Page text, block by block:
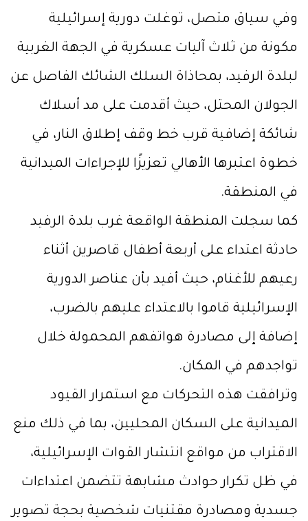
وفي سياق متصل، توغلت دورية إسرائيلية
مكونة من ثلاث آليات عسكرية في الجهة الغربية
لبلدة الرفيد، بمحاذاة السلك الشائك الفاصل عن
الجولان المحتل، حيث أقدمت على مد أسلاك
شائكة إضافية قرب خط وقف إطلاق النار، في
خطوة اعتبرها الأهالي تعزيزًا للإجراءات الميدانية
في المنطقة.
كما سجلت المنطقة الواقعة غرب بلدة الرفيد
حادثة اعتداء على أربعة أطفال قاصرين أثناء
رعيهم للأغنام، حيث أفيد بأن عناصر الدورية
الإسرائيلية قاموا بالاعتداء عليهم بالضرب،
إضافة إلى مصادرة هواتفهم المحمولة خلال
تواجدهم في المكان.
وترافقت هذه التحركات مع استمرار القيود
الميدانية على السكان المحليين، بما في ذلك منع
الاقتراب من مواقع انتشار القوات الإسرائيلية،
في ظل تكرار حوادث مشابهة تتضمن اعتداءات
جسدية ومصادرة مقتنيات شخصية بحجة تصوير